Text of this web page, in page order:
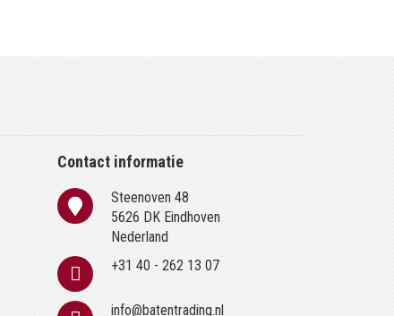
Contact informatie
Steenoven 48
5626 DK Eindhoven
Nederland
+31 40 - 262 13 07
info@batentrading.nl